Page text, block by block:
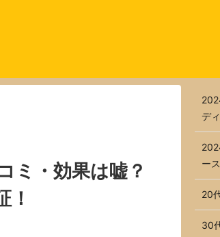
ミ・効果は嘘？
！
デ
ー
20
30